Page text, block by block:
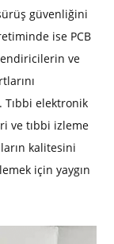
güvenliğini
ise PCB
ve
elektronik
ve tıbbi izleme
kalitesini
için yaygın